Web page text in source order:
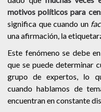
motivos políticos para
significa que cuando un
una afirmación, la
Este fenómeno se debe
que se puede determinar
grupo de expertos, lo
cuando hablamos de
encuentran en constante